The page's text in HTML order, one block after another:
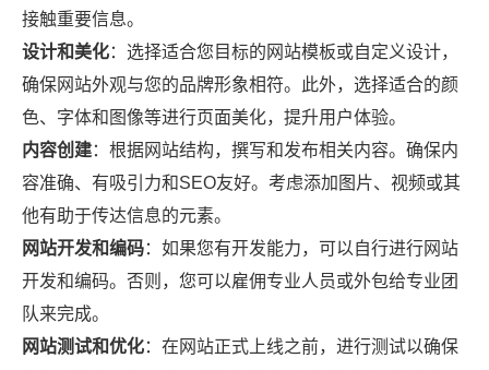
接触重要信息。
设计和美化：选择适合您目标的网站模板或自定义设计，
确保网站外观与您的品牌形象相符。此外，选择适合的颜
色、字体和图像等进行页面美化，提升用户体验。
内容创建：根据网站结构，撰写和发布相关内容。确保内
容准确、有吸引力和SEO友好。考虑添加图片、视频或其
他有助于传达信息的元素。
网站开发和编码：如果您有开发能力，可以自行进行网站
开发和编码。否则，您可以雇佣专业人员或外包给专业团
队来完成。
网站测试和优化：在网站正式上线之前，进行测试以确保